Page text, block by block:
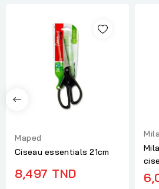
Maped
Ciseau essentials 21cm
8,497 TND